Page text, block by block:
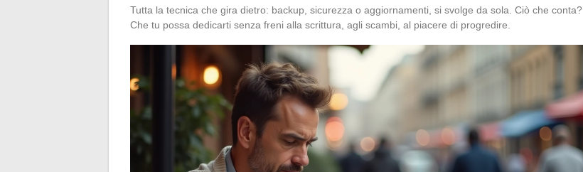
Tutta la tecnica che gira dietro: backup, sicurezza o aggiornamenti, si svolge da sola. Ciò che conta?
Che tu possa dedicarti senza freni alla scrittura, agli scambi, al piacere di progredire.